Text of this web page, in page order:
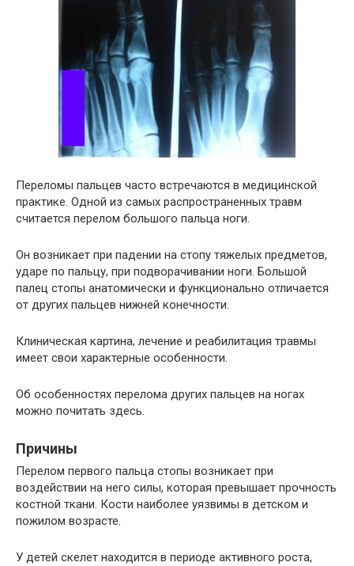
Переломы пальцев часто встречаются в медицинской
практике. Одной из самых распространенных травм
считается перелом большого пальца ноги.
Он возникает при падении на стопу тяжелых предметов,
ударе по пальцу, при подворачивании ноги. Большой
палец стопы анатомически и функционально отличается
от других пальцев нижней конечности.
Клиническая картина, лечение и реабилитация травмы
имеет свои характерные особенности.
Об особенностях перелома других пальцев на ногах
можно почитать здесь.
Причины
Перелом первого пальца стопы возникает при
воздействии на него силы, которая превышает прочность
костной ткани. Кости наиболее уязвимы в детском и
пожилом возрасте.
У детей скелет находится в периоде активного роста,